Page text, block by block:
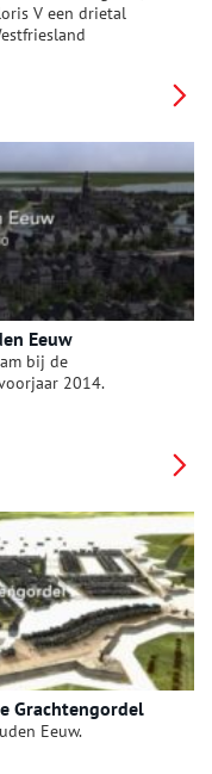
V een drietal
Eeuw
bij de
2014.
Grachtengordel
Eeuw.